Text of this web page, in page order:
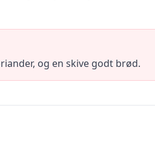
og en skive godt brød.